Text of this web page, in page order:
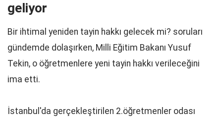
geliyor
Bir ihtimal yeniden tayin hakkı gelecek mi? soruları
gündemde dolaşırken, Milli Eğitim Bakanı Yusuf
Tekin, o öğretmenlere yeni tayin hakkı verileceğini
ima etti.
İstanbul'da gerçekleştirilen 2.öğretmenler odası